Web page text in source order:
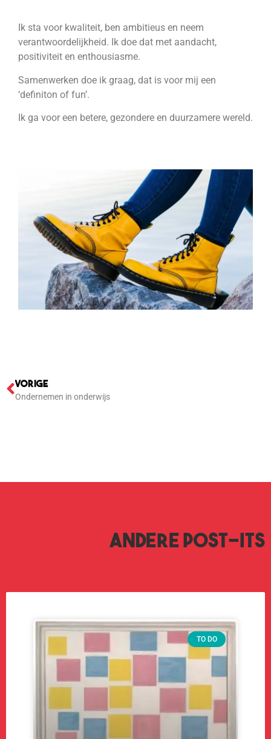
Ik sta voor kwaliteit, ben ambitieus en neem
verantwoordelijkheid. Ik doe dat met aandacht,
positiviteit en enthousiasme.
Samenwerken doe ik graag, dat is voor mij een
‘definiton of fun’.
Ik ga voor een betere, gezondere en duurzamere wereld.
VORIGE
Ondernemen in onderwijs
Andere post-its
TO DO